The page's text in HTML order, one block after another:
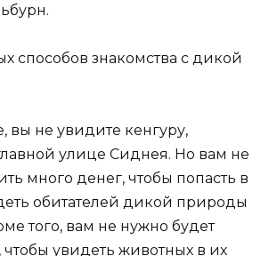
способов знакомства с дикой
вы не увидите кенгуру,
улице Сиднея. Но вам не
много денег, чтобы попасть в
обитателей дикой природы
того, вам не нужно будет
чтобы увидеть животных в их